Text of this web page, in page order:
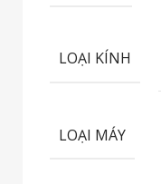
LOẠI KÍNH
LOẠI MÁY